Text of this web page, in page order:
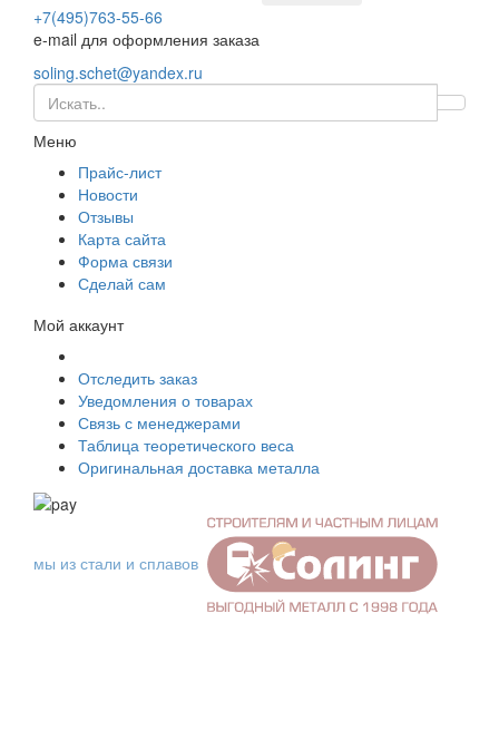
+7(495)763-55-66
e-mail для оформления заказа
soling.schet@yandex.ru
Меню
Прайс-лист
Новости
Отзывы
Карта сайта
Форма связи
Сделай сам
Мой аккаунт
Отследить заказ
Уведомления о товарах
Связь с менеджерами
Таблица теоретического веса
Оригинальная доставка металла
мы из стали и сплавов